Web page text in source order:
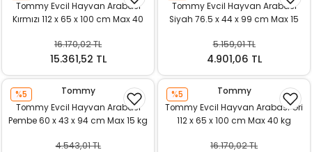
Tommy Evcil Hayvan Arabası
Kırmızı 112 x 65 x 100 cm Max 40
16.170,02 TL
15.361,52 TL
Tommy Evcil Hayvan Arabası
Siyah 76.5 x 44 x 99 cm Max 15
5.159,01 TL
4.901,06 TL
%5
Tommy
Tommy Evcil Hayvan Arabası
Pembe 60 x 43 x 94 cm Max 15 kg
4.543,01 TL
%5
Tommy
Tommy Evcil Hayvan Arabası Gri
112 x 65 x 100 cm Max 40 kg
16.170,02 TL